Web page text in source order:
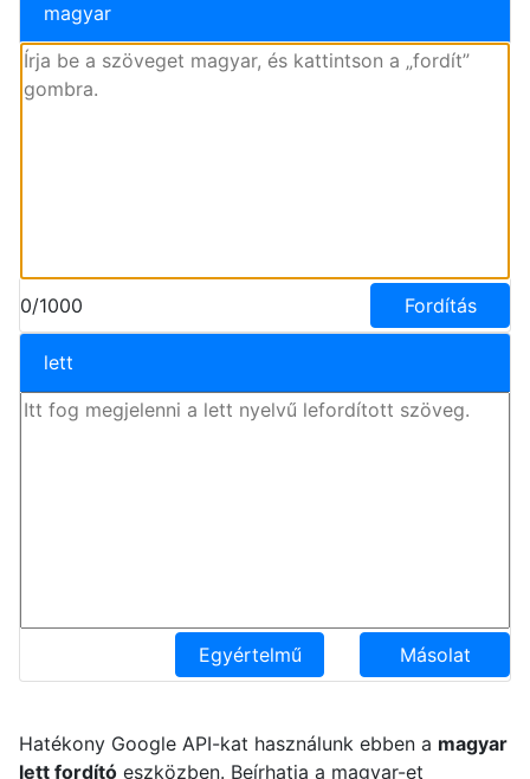
magyar
0/1000 Fordítás
lett
Egyértelmű Másolat
Hatékony Google API-kat használunk ebben a magyar
lett fordítóeszközben. Beírhatja a magyar-et